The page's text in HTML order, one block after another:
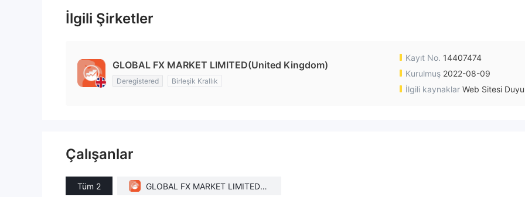
İlgili Şirketler
GLOBAL FX MARKET LIMITED(United Kingdom)
Deregistered Birleşik Krallık
Kayıt No. 14407474
Kurulmuş 2022-08-09
İlgili kaynaklar Web Sitesi
Çalışanlar
Tüm 2
GLOBAL FX MARKET LIMITED(U